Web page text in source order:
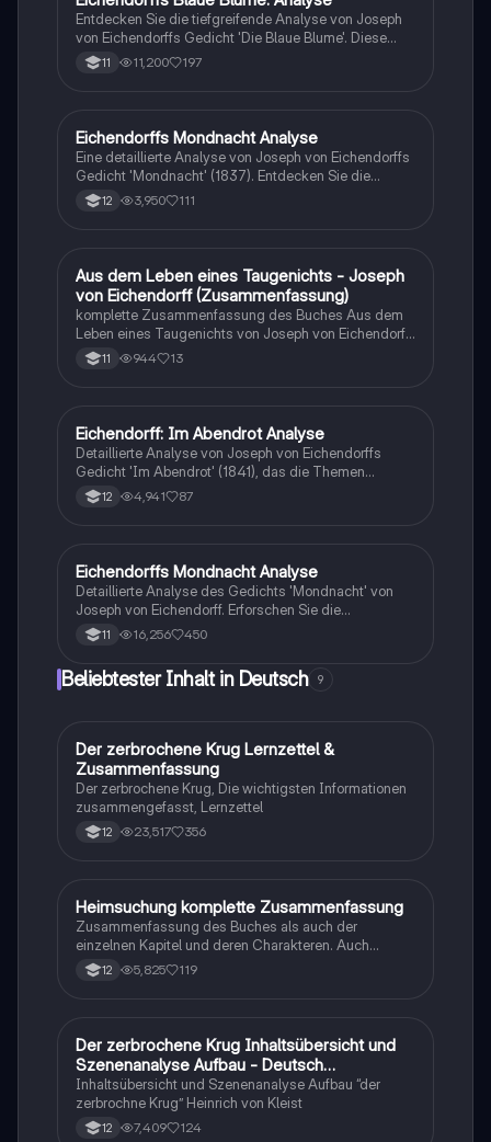
möchten.
Entdecken Sie die tiefgreifende Analyse von Joseph
von Eichendorffs Gedicht 'Die Blaue Blume'. Diese
Studie umfasst die Untersuchung von Metrum,
Reimschema und romantischen Motiven sowie die
Literaturwissenschaft, die ein besseres Verständnis
der romantischen Lyrik und ihrer Symbole erlangen
möchten.
11 11,200 197
Deutsch
Eichendorffs Mondnacht Analyse
Eine detaillierte Analyse von Joseph von Eichendorffs
Gedicht 'Mondnacht' (1837). Entdecken Sie die
romantischen Motive, die Form und Struktur des
Gedichts sowie die tiefen Themen von Sehnsucht und
12 3,950 111
Deutsch
Aus dem Leben eines Taugenichts - Joseph
von Eichendorff (Zusammenfassung)
komplette Zusammenfassung des Buches Aus dem
Leben eines Taugenichts von Joseph von Eichendorff
inklusive: - Übersicht - Handlung - Aufbau -
Charakterisierungen - Stil - Kontext - Motive -
11 944 13
Deutsch
Eichendorff: Im Abendrot Analyse
Detaillierte Analyse von Joseph von Eichendorffs
Gedicht 'Im Abendrot' (1841), das die Themen
Lebensende, Ruhe und den Übergang zum Tod
behandelt. Diese Interpretation umfasst formale
der 12. Klasse im Fach Deutsch, die sich auf
Klausuren vorbereiten möchten.
12 4,941 87
Deutsch
Eichendorffs Mondnacht Analyse
Detaillierte Analyse des Gedichts 'Mondnacht' von
Joseph von Eichendorff. Erforschen Sie die
romantischen Elemente, das Metrum, die stilistischen
Mittel und deren Funktionen. Ideal für die Vorbereitung
Naturdarstellung und die emotionale Tiefe des
11 16,256 450
Beliebtester Inhalt in Deutsch 9
Deutsch
Der zerbrochene Krug Lernzettel &
Zusammenfassung
Der zerbrochene Krug, Die wichtigsten Informationen
zusammengefasst, Lernzettel
12 23,517 356
Deutsch
Heimsuchung komplette Zusammenfassung
Zusammenfassung des Buches als auch der
einzelnen Kapitel und deren Charakteren. Auch
tabellarisch. Im Unterricht ohne KI erstellt
12 5,825 119
Deutsch
Der zerbrochene Krug Inhaltsübersicht und
Szenenanalyse Aufbau - Deutsch
Q1/Q2/Abitur
Inhaltsübersicht und Szenenanalyse Aufbau “der
zerbrochne Krug” Heinrich von Kleist
12 7,409 124